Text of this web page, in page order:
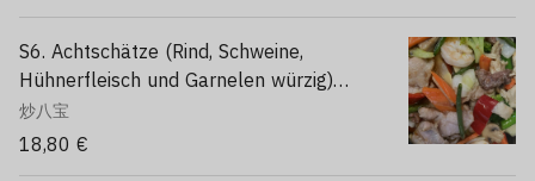
S6. Achtschätze (Rind, Schweine,
Hühnerfleisch und Garnelen würzig)
（1,2,3,4,b,e,j）
炒八宝
18,80 €